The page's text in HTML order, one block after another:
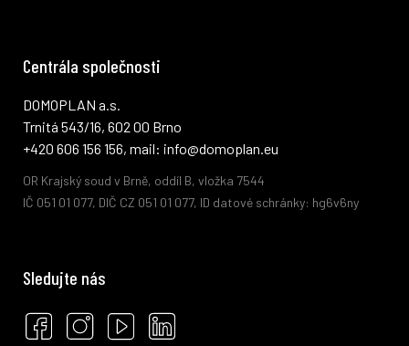
Centrála společnosti
DOMOPLAN a.s.
Trnitá 543/16, 602 00 Brno
+420 606 156 156, mail: info@domoplan.eu
OR Krajský soud v Brně, oddíl B, vložka 7544
IČ 051 01 077, DIČ CZ 051 01 077, ID datové schránky: hg6v6ny
Sledujte nás